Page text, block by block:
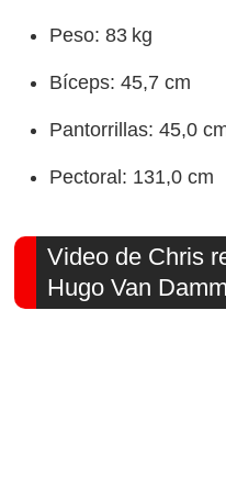
Peso: 83 kg
Bíceps: 45,7 cm
Pantorrillas: 45,0
Pectoral: 131,0 cm
Video de Chris
Hugo Van